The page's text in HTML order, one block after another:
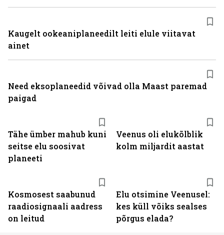
Tähe ümber mahub kuni
seitse elu soosivat
planeeti
Veenus oli elukõlblik
kolm miljardit aastat
Kosmosest saabunud
raadiosignaali aadress
on leitud
Elu otsimine Veenusel:
kes küll võiks sealses
põrgus elada?
Kaugelt ookeaniplaneedilt leiti elule viitavat
ainet
Need eksoplaneedid võivad olla Maast paremad
paigad